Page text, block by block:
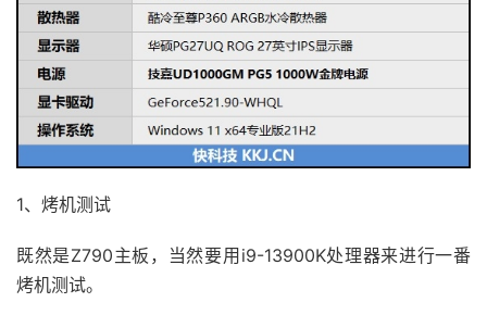
1、烤机测试
既然是Z790主板，当然要用i9-13900K处理器来进行一番
烤机测试。